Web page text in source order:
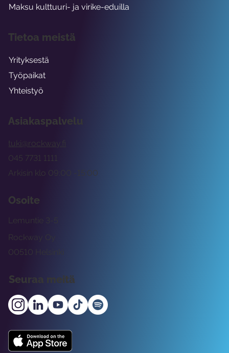
Asiakaspalvelu
tuki@rockway.fi
Arkisin klo 09:00 -15:00
045 7731 1111
Osoite
Rockway Oy
Lemuntie 3-5
00510 Helsinki
Seuraa meitä
Maksu kulttuuri- ja virike-eduilla
Tietoa meistä
Yrityksestä
Työpaikat
Yhteistyö